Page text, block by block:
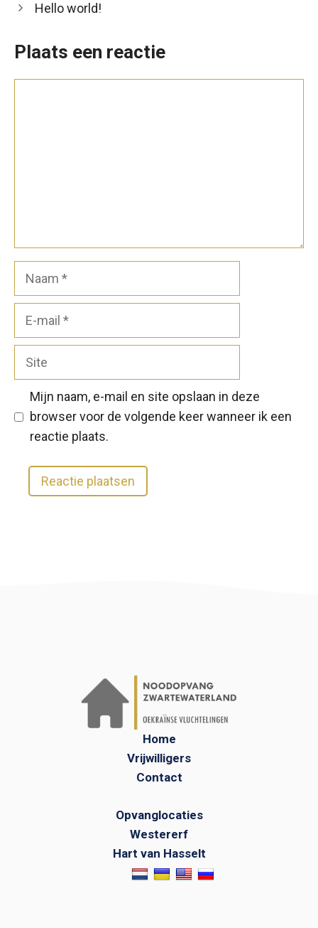
Hello world!
Plaats een reactie
Mijn naam, e-mail en site opslaan in deze
browser voor de volgende keer wanneer ik een
reactie plaats.
Home
Vrijwilligers
Contact
Opvanglocaties
Westererf
Hart van Hasselt